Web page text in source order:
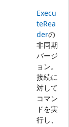
Execu
teRea
derの
非同期
バージ
ョン。
接続に
対して
コマン
ドを実
行し、